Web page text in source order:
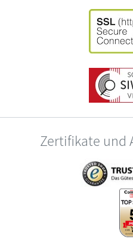
Zertifikate und